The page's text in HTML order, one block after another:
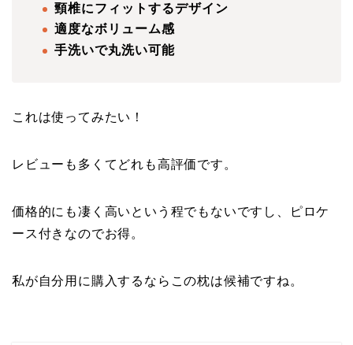
頸椎にフィットするデザイン
適度なボリューム感
手洗いで丸洗い可能
これは使ってみたい！
レビューも多くてどれも高評価です。
価格的にも凄く高いという程でもないですし、ピロケ
ース付きなのでお得。
私が自分用に購入するならこの枕は候補ですね。